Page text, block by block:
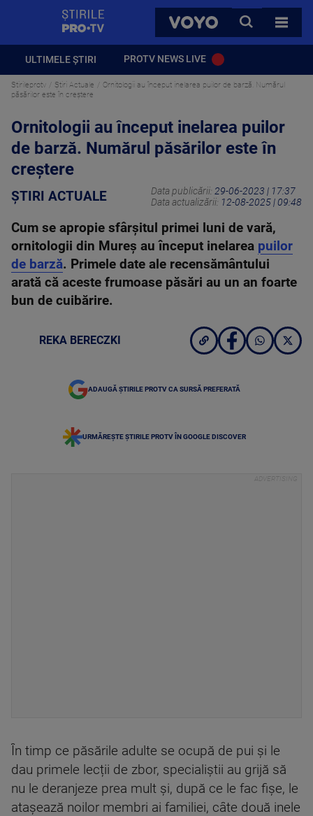
VOYO
CAUTA
TOATE
ULTIMELE ȘTIRI PROTV NEWS LIVE
Stirileprotv Știri Actuale
Ornitologii au început inelarea puilor de barză. Numărul
păsărilor este în creștere
Ornitologii au început inelarea puilor
de barză. Numărul păsărilor este în
creștere
ȘTIRI ACTUALE Data publicării: 29-06-2023 | 17:37
Data actualizării: 12-08-2025 | 09:48
Cum se apropie sfârșitul primei luni de vară,
ornitologii din Mureș au început inelarea puilor
de barză. Primele date ale recensământului
arată că aceste frumoase păsări au un an foarte
bun de cuibărire.
REKA BERECZKI
ADAUGĂ ȘTIRILE PROTV CA SURSĂ PREFERATĂ
URMĂREȘTE ȘTIRILE PROTV ÎN GOOGLE DISCOVER
În timp ce păsările adulte se ocupă de pui și le
dau primele lecții de zbor, specialiștii au grijă să
nu le deranjeze prea mult și, după ce le fac fișe, le
atașează noilor membri ai familiei, câte două inele